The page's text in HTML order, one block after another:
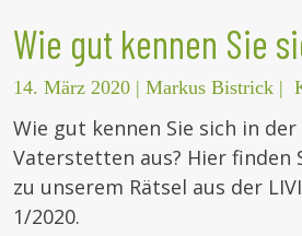
Wie gut kennen Sie
14. März 2020 | Markus Bistrick |
Wie gut kennen Sie sich in der
Vaterstetten aus? Hier finden
zu unserem Rätsel aus der
1/2020.